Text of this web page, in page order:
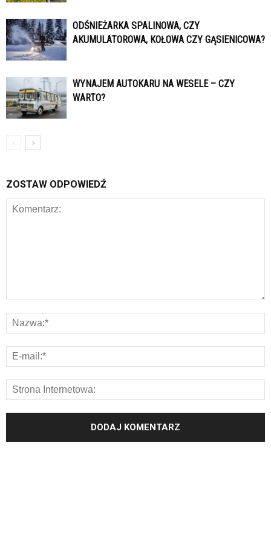
ODŚNIEŻARKA SPALINOWA, CZY
AKUMULATOROWA, KOŁOWA CZY GĄSIENICOWA?
WYNAJEM AUTOKARU NA WESELE – CZY
WARTO?
ZOSTAW ODPOWIEDŹ